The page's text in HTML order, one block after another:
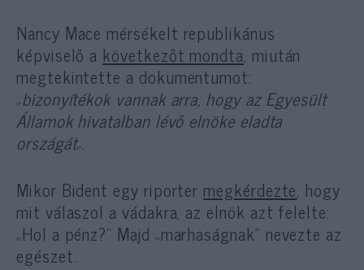
Nancy Mace mérsékelt republikánus
képviselő a következőt mondta, miután
megtekintette a dokumentumot:
„bizonyítékok vannak arra, hogy az Egyesült
Államok hivatalban lévő elnöke eladta
országát„.
Mikor Bident egy riporter megkérdezte, hogy
mit válaszol a vádakra, az elnök azt felelte:
„Hol a pénz?” Majd „marhaságnak” nevezte az
egészet.